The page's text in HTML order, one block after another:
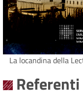
La locandina della
Referenti